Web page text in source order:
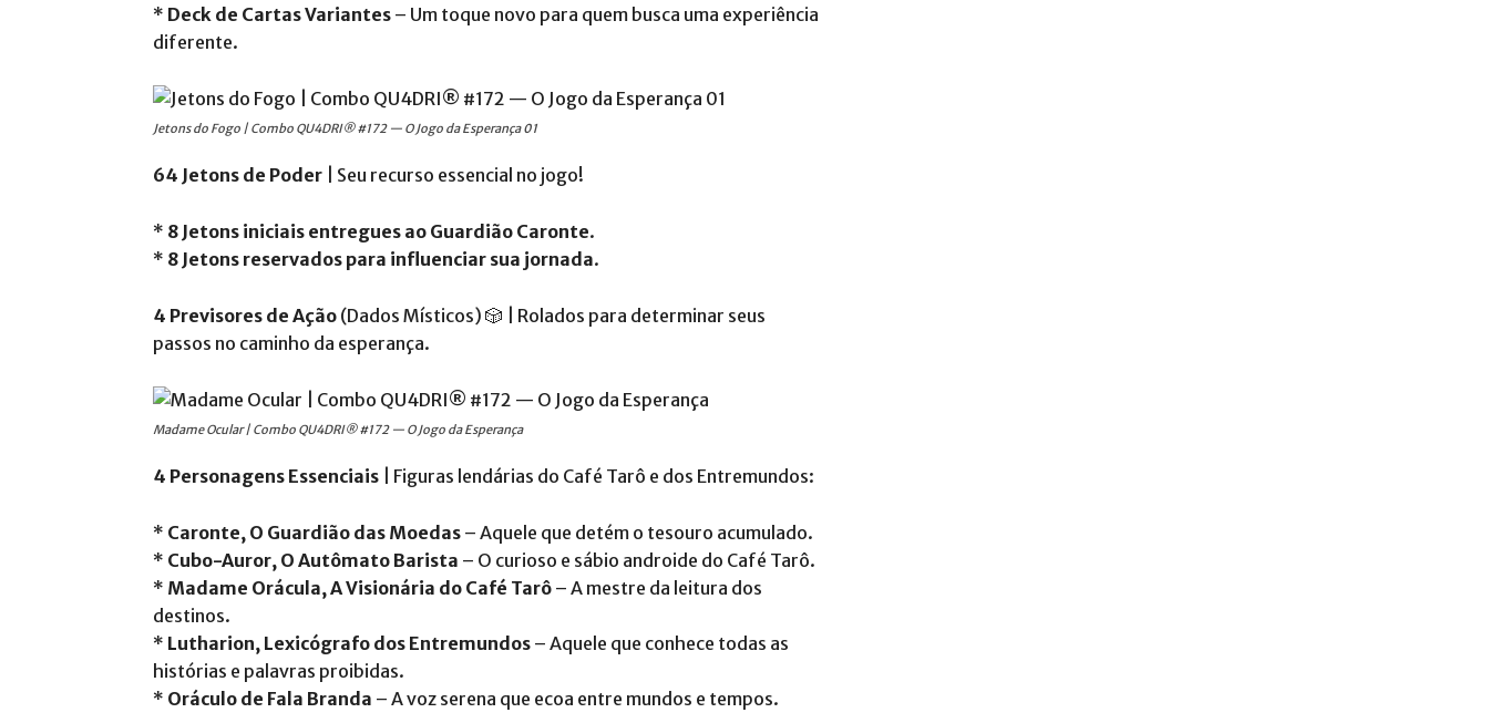
* Deck de Cartas Variantes – Um toque novo para quem busca uma experiência
diferente.
Jetons do Fogo | Combo QU4DRI® #172 — O Jogo da Esperança 01
64 Jetons de Poder | Seu recurso essencial no jogo!
* 8 Jetons iniciais entregues ao Guardião Caronte.
* 8 Jetons reservados para influenciar sua jornada.
4 Previsores de Ação (Dados Místicos) 🎲 | Rolados para determinar seus
passos no caminho da esperança.
Madame Ocular | Combo QU4DRI® #172 — O Jogo da Esperança
4 Personagens Essenciais | Figuras lendárias do Café Tarô e dos Entremundos:
* Caronte, O Guardião das Moedas – Aquele que detém o tesouro acumulado.
* Cubo-Auror, O Autômato Barista – O curioso e sábio androide do Café Tarô.
* Madame Orácula, A Visionária do Café Tarô – A mestre da leitura dos
destinos.
* Lutharion, Lexicógrafo dos Entremundos – Aquele que conhece todas as
histórias e palavras proibidas.
* Oráculo de Fala Branda – A voz serena que ecoa entre mundos e tempos.